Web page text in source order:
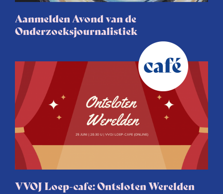
Aanmelden Avond van de
Onderzoeksjournalistiek
VVOJ Loep-cafe: Ontsloten Werelden